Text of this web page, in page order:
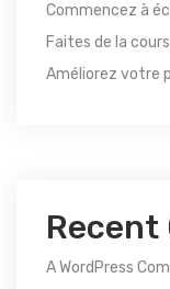
Commencez à
Faites de la
Améliorez votre
Recent
A WordPress